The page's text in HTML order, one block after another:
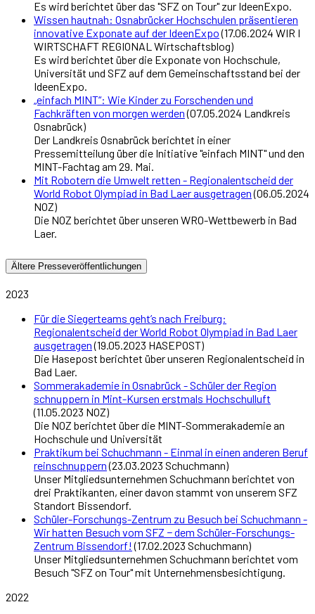
Es wird berichtet über das "SFZ on Tour" zur IdeenExpo.
Wissen hautnah: Osnabrücker Hochschulen präsentieren
innovative Exponate auf der IdeenExpo(17.06.2024 WIR I
WIRTSCHAFT REGIONAL Wirtschaftsblog)
Es wird berichtet über die Exponate von Hochschule,
Universität und SFZ auf dem Gemeinschaftsstand bei der
IdeenExpo.
„einfach MINT“: Wie Kinder zu Forschenden und
Fachkräften von morgen werden(07.05.2024 Landkreis
Osnabrück)
Der Landkreis Osnabrück berichtet in einer
Pressemitteilung über die Initiative "einfach MINT" und den
MINT-Fachtag am 29. Mai.
Mit Robotern die Umwelt retten - Regionalentscheid der
World Robot Olympiad in Bad Laer ausgetragen(06.05.2024
NOZ)
Die NOZ berichtet über unseren WRO-Wettbewerb in Bad
Laer.
Ältere Presseveröffentlichungen
2023
Für die Siegerteams geht’s nach Freiburg:
Regionalentscheid der World Robot Olympiad in Bad Laer
ausgetragen(19.05.2023 HASEPOST)
Die Hasepost berichtet über unseren Regionalentscheid in
Bad Laer.
Sommerakademie in Osnabrück - Schüler der Region
schnuppern in Mint-Kursen erstmals Hochschulluft
(11.05.2023 NOZ)
Die NOZ berichtet über die MINT-Sommerakademie an
Hochschule und Universität
Praktikum bei Schuchmann - Einmal in einen anderen Beruf
reinschnuppern(23.03.2023 Schuchmann)
Unser Mitgliedsunternehmen Schuchmann berichtet von
drei Praktikanten, einer davon stammt von unserem SFZ
Standort Bissendorf.
Schüler-Forschungs-Zentrum zu Besuch bei Schuchmann -
Wir hatten Besuch vom SFZ − dem Schüler-Forschungs-
Zentrum Bissendorf! (17.02.2023 Schuchmann)
Unser Mitgliedsunternehmen Schuchmann berichtet vom
Besuch "SFZ on Tour" mit Unternehmensbesichtigung.
2022